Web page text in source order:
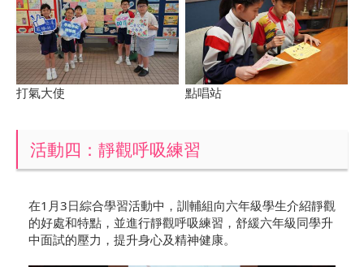
打氣大使 點唱站
活動四：靜觀呼吸練習
在1月3日綜合學習活動中，訓輔組向六年級學生介紹靜觀
的好處和特點，並進行靜觀呼吸練習，舒緩六年級同學升
中面試的壓力，提升身心及精神健康。